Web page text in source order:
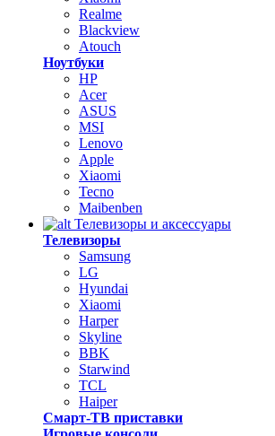
Realme
Blackview
Atouch
Ноутбуки
HP
Acer
ASUS
MSI
Lenovo
Apple
Xiaomi
Tecno
Maibenben
Телевизоры и аксессуары
Телевизоры
Samsung
LG
Hyundai
Xiaomi
Harper
Skyline
BBK
Starwind
TCL
Haiper
Смарт-ТВ приставки